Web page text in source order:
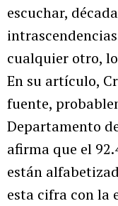
escuchar,
cualquier otro,
En su artículo,
fuente,
Departamento
afirma que el
están
esta cifra con la